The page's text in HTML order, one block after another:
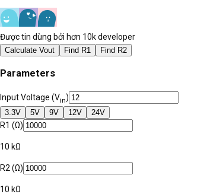
Được tin dùng bởi hơn 10k developer
Calculate Vout Find R1 Find R2
Parameters
Input Voltage (Vin)
3.3V 5V 9V 12V 24V
R1 (Ω)
10 kΩ
R2 (Ω)
10 kΩ